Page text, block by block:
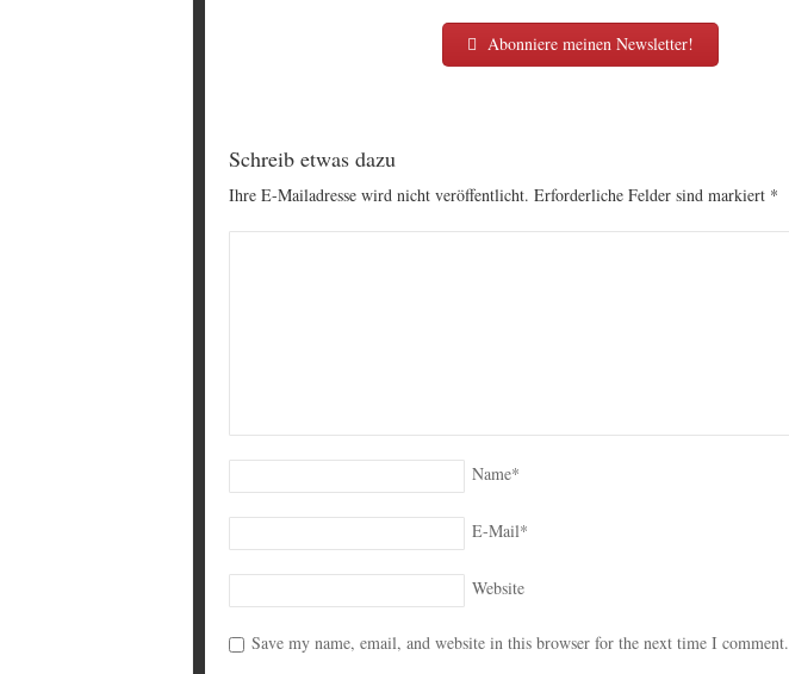
Abonniere meinen Newsletter!
Schreib etwas dazu
Ihre E-Mailadresse wird nicht veröffentlicht. Erforderliche Felder sind markiert *
Name*
E-Mail*
Website
Save my name, email, and website in this browser for the next time I comment.